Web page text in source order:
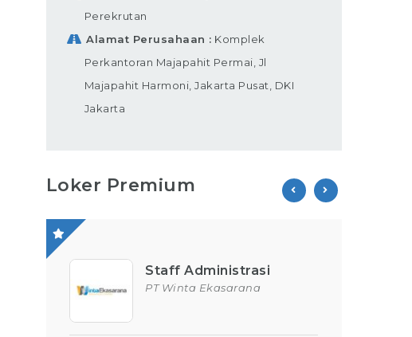
Perekrutan
Alamat Perusahaan
Komplek
Perkantoran Majapahit Permai, Jl
Majapahit Harmoni, Jakarta Pusat, DKI
Jakarta
Loker Premium
Staff Administrasi
PT Winta Ekasarana